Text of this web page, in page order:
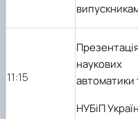
11:15
наукових
НУБіП